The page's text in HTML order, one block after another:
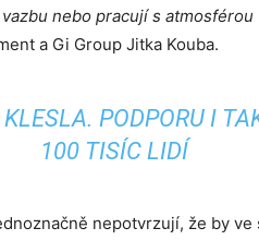
nebo pracují s atmosférou
a Gi Group Jitka Kouba.
PODPORU I
100 TISÍC LIDÍ
nepotvrzují, že by